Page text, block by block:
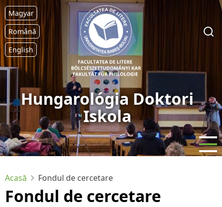
Sari
la
conținutul
principal
Magyar
Română
English
Hungarológia Doktori
Iskola
Acasă Fondul de cercetare
Fondul de cercetare